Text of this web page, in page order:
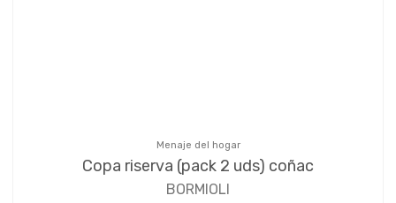
Menaje del hogar
Copa riserva (pack 2 uds) coñac
BORMIOLI